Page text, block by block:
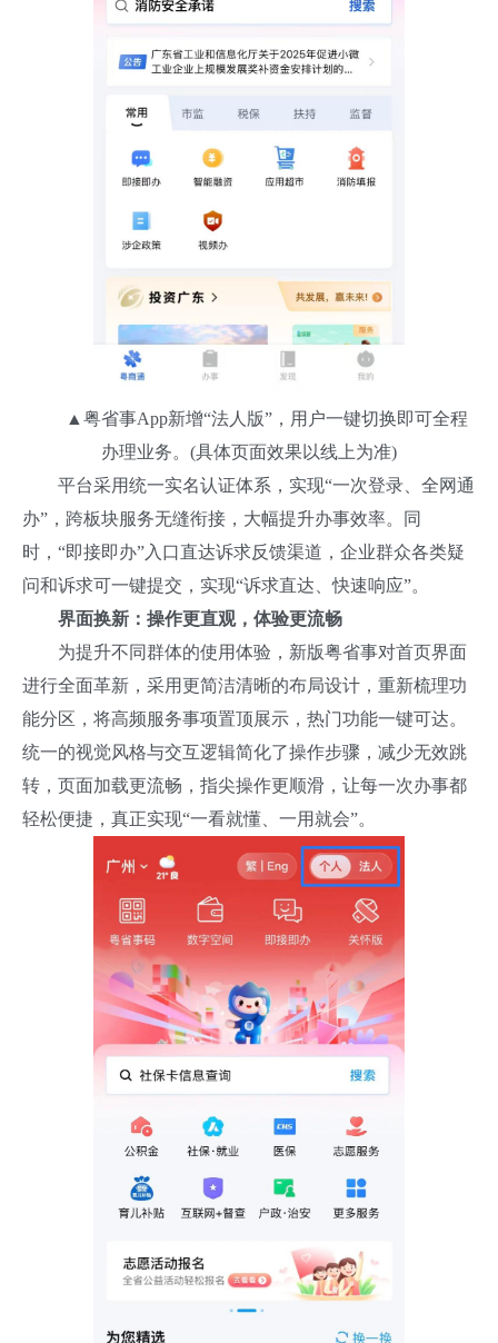
▲粤省事App新增“法人版”，用户一键切换即可全程
办理业务。(具体页面效果以线上为准)
平台采用统一实名认证体系，实现“一次登录、全网通
办”，跨板块服务无缝衔接，大幅提升办事效率。同
时，“即接即办”入口直达诉求反馈渠道，企业群众各类疑
问和诉求可一键提交，实现“诉求直达、快速响应”。
界面换新：操作更直观，体验更流畅
为提升不同群体的使用体验，新版粤省事对首页界面
进行全面革新，采用更简洁清晰的布局设计，重新梳理功
能分区，将高频服务事项置顶展示，热门功能一键可达。
统一的视觉风格与交互逻辑简化了操作步骤，减少无效跳
转，页面加载更流畅，指尖操作更顺滑，让每一次办事都
轻松便捷，真正实现“一看就懂、一用就会”。